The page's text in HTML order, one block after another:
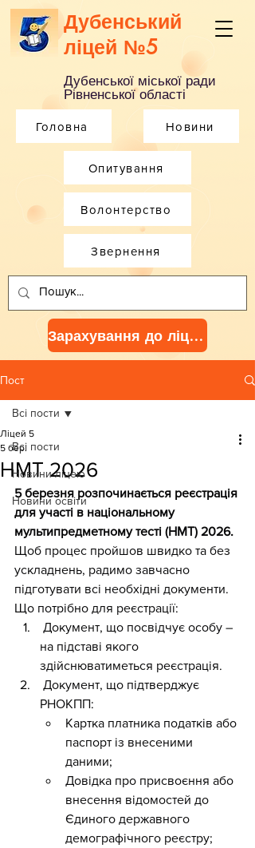
Дубенський
ліцей №5
Дубенської міської ради
Рівненської області
Головна Новини
Опитування
Зарахування до ліцею
Волонтерство
Звернення
Пост
Всі пости
Новини ліцею
Новини освіти
Всі пости
НМТ 2026
Ліцей 5
5 бер.
5 березня розпочинається реєстрація
для участі в національному
мультипредметному тесті (НМТ) 2026.
Щоб процес пройшов швидко та без
ускладнень, радимо завчасно
підготувати всі необхідні документи.
Що потрібно для реєстрації:
Документ, що посвідчує особу –
на підставі якого
здійснюватиметься реєстрація.
Документ, що підтверджує
РНОКПП:
Картка платника податків або
паспорт із внесеними
даними;
Довідка про присвоєння або
внесення відомостей до
Єдиного державного
демографічного реєстру;